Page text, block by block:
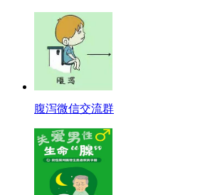
腹泻微信交流群